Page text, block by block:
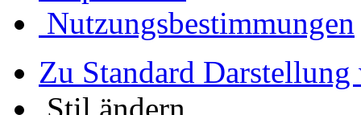
Nutzungsbestimmungen
Zu Standard Darstellung
Stil ändern